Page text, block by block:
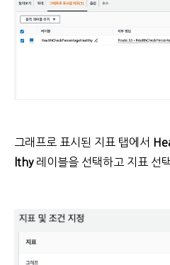
그래프로 표시된 지표 탭에서
lthy레이블을 선택하고 지표 선